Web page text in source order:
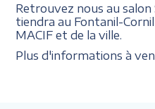
Retrouvez nous au
tiendra au Fontanil-
MACIF et de la ville.
Plus d'informations à venir